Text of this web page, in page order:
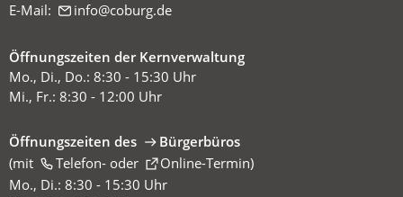
E-Mail:
info coburg de
Öffnungszeiten der Kernverwaltung
Mo., Di., Do.: 8:30 - 15:30 Uhr
Mi., Fr.: 8:30 - 12:00 Uhr
Öffnungszeiten des
Bürgerbüros
(mit
Telefon-oder Online-Termin
(Öffnet
in
)
Mo., Di.: 8:30 - 15:30 Uhr